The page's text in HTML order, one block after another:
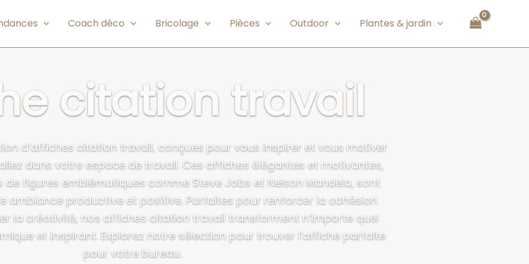
Coach déco Bricolage Pièces Outdoor Plantes & jardin
citation travail
d’affiches citation travail, conçues pour vous inspirer et vous motiver
dans votre espace de travail. Ces affiches élégantes et motivantes,
figures emblématiques comme Steve Jobs et Nelson Mandela, sont
ambiance productive et positive. Parfaites pour renforcer la cohésion
la créativité, nos affiches citation travail transforment n’importe quel
et inspirant. Explorez notre sélection pour trouver l’affiche parfaite
pour votre bureau.